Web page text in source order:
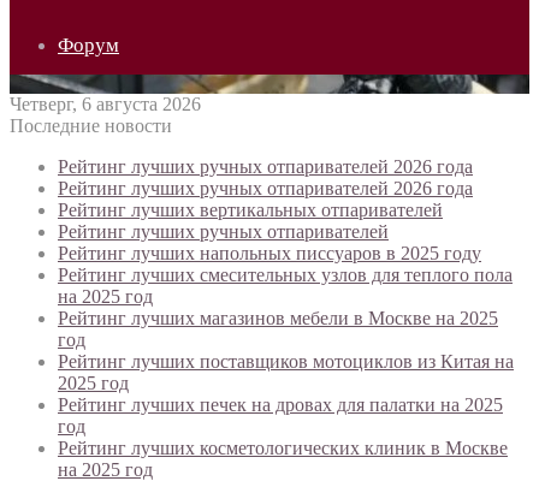
Форум
Четверг, 6 августа 2026
Последние новости
Рейтинг лучших ручных отпаривателей 2026 года
Рейтинг лучших ручных отпаривателей 2026 года
Рейтинг лучших вертикальных отпаривателей
Рейтинг лучших ручных отпаривателей
Рейтинг лучших напольных писсуаров в 2025 году
Рейтинг лучших смесительных узлов для теплого пола
на 2025 год
Рейтинг лучших магазинов мебели в Москве на 2025
год
Рейтинг лучших поставщиков мотоциклов из Китая на
2025 год
Рейтинг лучших печек на дровах для палатки на 2025
год
Рейтинг лучших косметологических клиник в Москве
на 2025 год